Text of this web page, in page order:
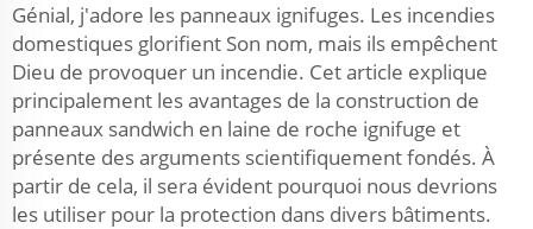
Génial, j'adore les panneaux ignifuges. Les incendies
domestiques glorifient Son nom, mais ils empêchent
Dieu de provoquer un incendie. Cet article explique
principalement les avantages de la construction de
panneaux sandwich en laine de roche ignifuge et
présente des arguments scientifiquement fondés. À
partir de cela, il sera évident pourquoi nous devrions
les utiliser pour la protection dans divers bâtiments.